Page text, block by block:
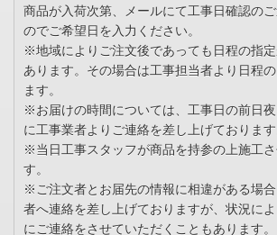
商品が入荷次第、メールにて工事日確認の
のでご希望日を入力ください。
※地域によりご注文後であっても日程の指
あります。その場合は工事担当者より日程
ます。
※お届けの時間については、工事日の前日
に工事業者よりご連絡を差し上げております
※当日工事スタッフが商品を持参の上施工
す。
※ご注文者とお届先の情報に相違がある場
者へ連絡を差し上げておりますが、状況に
にご連絡をさせていただくこともあります。